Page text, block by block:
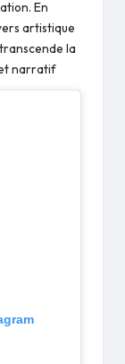
En
artistique
la
et narratif​